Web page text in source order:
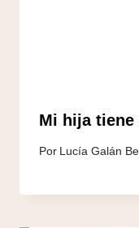
Mi hija
Por Lucía Galán